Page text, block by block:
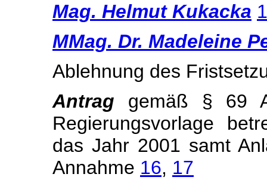
Mag. Helmut Kukacka
MMag. Dr. Madeleine
Ablehnung des
Antrag
gemäß § 69
Regierungsvorlage
das Jahr 2001 samt
Annahme 16, 17